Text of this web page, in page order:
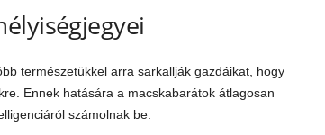
természetükkel arra sarkallják gazdáikat, hogy
Ennek hatására a macskabarátok átlagosan
számolnak be.